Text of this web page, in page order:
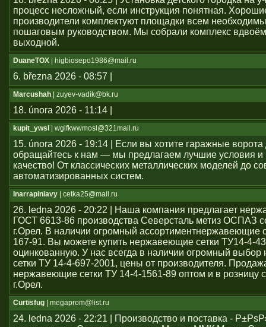
процесс несложный, если инструкция понятная.
производители комплектуют площадки всем
пошаговым руководством. Мы собрали комплекс
выходной.
DuaneTOX | higbiosepo1986@mail.ru
6. března 2026 - 08:57 |
Marcushah | zuyev-vadik@bk.ru
18. února 2026 - 11:14 |
kupit_ywsl | wglfkwwmosl@321mail.ru
15. února 2026 - 19:14 | Если вы хотите гаражные
обращайтесь к нам — мы предлагаем лучшие условия и
качество! От классических металлических моделей до
автоматизированных систем.
Inarrapiniavy | cetka25@mail.ru
26. ledna 2026 - 20:22 | Наша компания предлагает
ГОСТ 6613-86 производства Северсталь метиз ОСПАЗ
г.Орел. В наличии огромный ассортиментнержавеющие
167-91. Вы можете купить нержавеющие сетки ТУ14-4-
оцинкованную. У нас всегда в наличии огромный
сетки ТУ 14-4-697-2001, цены от производителя.
нержавеющие сетки ТУ 14-4-1561-89 оптом и в розницу
г.Орел.
Curtisfug | megaprom@list.ru
24. ledna 2026 - 22:21 | Производство и поставка -